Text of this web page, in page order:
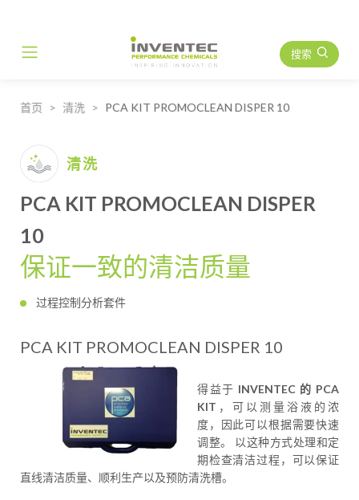
Main Navigation 搜索
首页 清洗 PCA KIT PROMOCLEAN DISPER 10
清洗
PCA KIT PROMOCLEAN DISPER
10
保证一致的清洁质量
过程控制分析套件
PCA KIT PROMOCLEAN DISPER 10
得益于 INVENTEC 的 PCA
KIT ，可以测量浴液的浓
度，因此可以根据需要快速
调整。 以这种方式处理和定
期检查清洁过程，可以保证
直线清洁质量、顺利生产以及预防清洗槽。